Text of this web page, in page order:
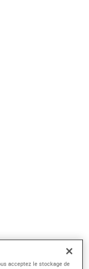
acceptez le stockage de